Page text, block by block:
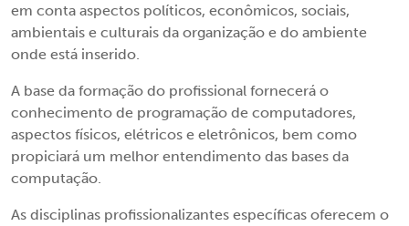
em conta aspectos políticos, econômicos, sociais,
ambientais e culturais da organização e do ambiente
onde está inserido.
A base da formação do profissional fornecerá o
conhecimento de programação de computadores,
aspectos físicos, elétricos e eletrônicos, bem como
propiciará um melhor entendimento das bases da
computação.
As disciplinas profissionalizantes específicas oferecem o